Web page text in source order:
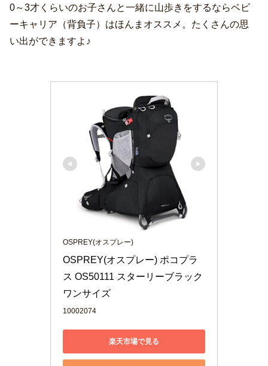
0～3才くらいのお子さんと一緒に山歩きをするならベビ
ーキャリア（背負子）はほんまオススメ。たくさんの思
い出ができますよ♪
OSPREY(オスプレー)
OSPREY(オスプレー) ポコプラ
ス OS50111 スターリーブラック
ワンサイズ
10002074
楽天市場で見る